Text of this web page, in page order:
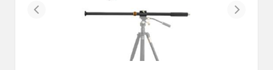
Previous Next